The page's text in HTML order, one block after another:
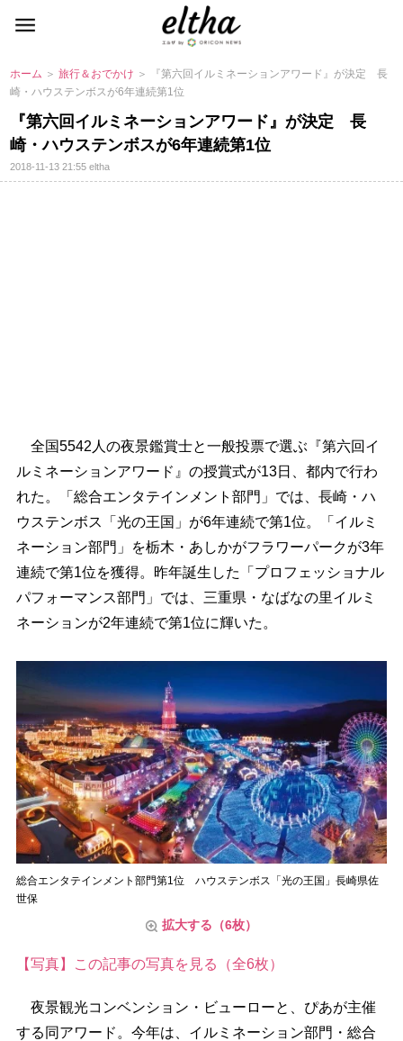
ホーム ＞旅行＆おでかけ ＞ 『第六回イルミネーションアワード』が決定 長
崎・ハウステンボスが6年連続第1位
『第六回イルミネーションアワード』が決定 長
崎・ハウステンボスが6年連続第1位
2018-11-13 21:55eltha
全国5542人の夜景鑑賞士と一般投票で選ぶ『第六回イ
ルミネーションアワード』の授賞式が13日、都内で行わ
れた。「総合エンタテインメント部門」では、長崎・ハ
ウステンボス「光の王国」が6年連続で第1位。「イルミ
ネーション部門」を栃木・あしかがフラワーパークが3年
連続で第1位を獲得。昨年誕生した「プロフェッショナル
パフォーマンス部門」では、三重県・なばなの里イルミ
ネーションが2年連続で第1位に輝いた。
総合エンタテインメント部門第1位 ハウステンボス「光の王国」長崎県佐
世保
拡大する（6枚）
【写真】この記事の写真を見る（全6枚）
夜景観光コンベンション・ビューローと、ぴあが主催
する同アワード。今年は、イルミネーション部門・総合